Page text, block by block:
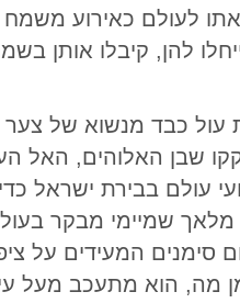
לעולם כאירוע
להן, קיבלו אותן
עול כבד מנשוא של
שבן האלוהים, האל
עולם בבירת ישראל
מלאך שמיימי מבקר
המעידים על
מה, הוא מתעכב מעל